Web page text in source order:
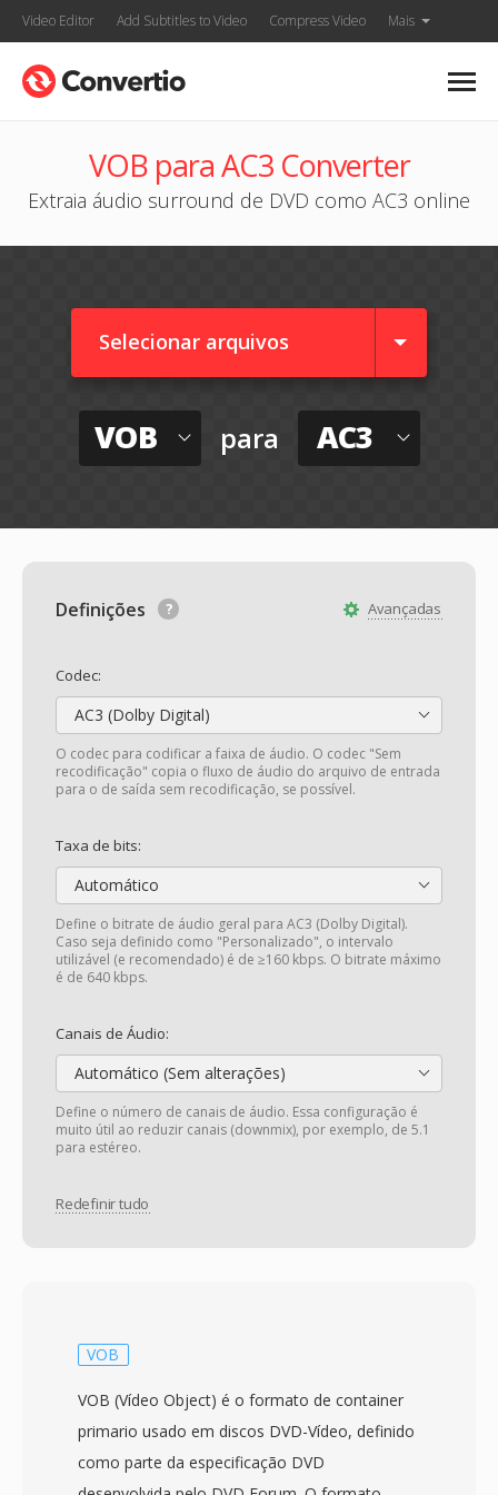
Video Editor Add Subtitles to Video Compress Video Mais
VOB para AC3 Converter
Extraia áudio surround de DVD como AC3 online
Selecionar arquivos
VOB para AC3
Avançadas
Definições
Codec:
AC3 (Dolby Digital)
O codec para codificar a faixa de áudio. O codec "Sem
recodificação" copia o fluxo de áudio do arquivo de entrada
para o de saída sem recodificação, se possível.
Taxa de bits:
Automático
Define o bitrate de áudio geral para AC3 (Dolby Digital).
Caso seja definido como "Personalizado", o intervalo
utilizável (e recomendado) é de ≥160 kbps. O bitrate máximo
é de 640 kbps.
Canais de Áudio:
Automático (Sem alterações)
Define o número de canais de áudio. Essa configuração é
muito útil ao reduzir canais (downmix), por exemplo, de 5.1
para estéreo.
Redefinir tudo
VOB
VOB (Vídeo Object) é o formato de container
primario usado em discos DVD-Vídeo, definido
como parte da especificação DVD